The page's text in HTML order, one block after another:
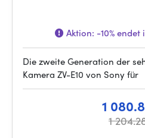
Aktion: -10%endet
Die zweite Generation der
Kamera ZV-E10 von Sony für
1
1